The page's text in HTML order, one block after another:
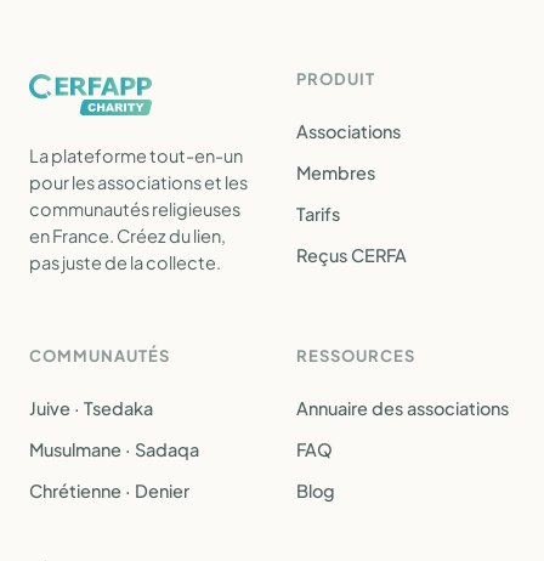
La plateforme tout-en-un
pour les associations et les
communautés religieuses
en France. Créez du lien,
pas juste de la collecte.
PRODUIT
Associations
Membres
Tarifs
Reçus CERFA
COMMUNAUTÉS
Juive · Tsedaka
Musulmane · Sadaqa
Chrétienne · Denier
RESSOURCES
Annuaire des associations
FAQ
Blog